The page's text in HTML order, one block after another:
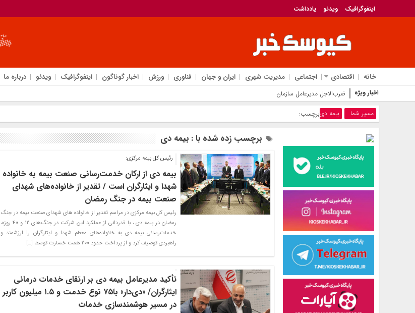
اینفوگرافیک ویدئو یادداشت
خانه اقتصادی اجتماعی مدیریت شهری ایران و جهان فناوری ورزش اخبار گوناگون اینفوگرافیک ویدئو درباره ما
اخبار ویژه ضرب‌الاجل مدیرعامل سازمان منطقه آزاد انزلی برای تکمیل پروژه‌های
مسیر شما برچسب:بیمه دی
برچسب زده شده با : بیمه دی
رئیس کل بیمه مرکزی:
بیمه دی از ارکان خدمت‌رسانی صنعت بیمه به خانواده
شهدا و ایثارگران است / تقدیر از خانواده‌های شهدای
صنعت بیمه در جنگ رمضان
رئیس کل بیمه مرکزی در مراسم تقدیر از خانواده های شهدای صنعت بیمه در جنگ
رمضان در بیمه دی ، با قدردانی از عملکرد این شرکت در جنگ‌های ۱۲ و ۴۰ روزه،
خدمات‌رسانی بیمه دی به خانواده‌های معظم شهدا و ایثارگران را ارزشمند و
راهبردی توصیف کرد و از پرداخت حدود ۲۰۰ همت خسارت توسط […]
تأکید مدیرعامل بیمه دی بر ارتقای خدمات درمانی
ایثارگران/ «دی‌دار» با۷۵ نوع خدمت و ۱.۵ میلیون کاربر
در مسیر هوشمندسازی خدمات